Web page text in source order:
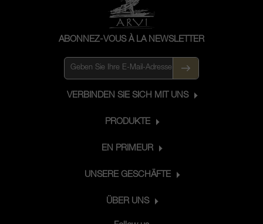
ABONNEZ-VOUS À LA NEWSLETTER
VERBINDEN SIE SICH MIT UNS
PRODUKTE
EN PRIMEUR
UNSERE GESCHÄFTE
ÜBER UNS